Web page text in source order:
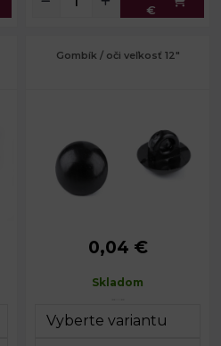
€
Gombík / oči veľkosť 12"
Priemer: 7 mm
0,04 €
Skladom